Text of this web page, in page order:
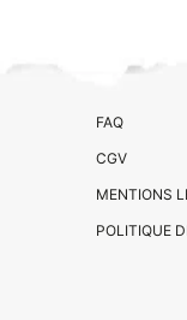
FAQ
CGV
MENTIONS
POLITIQUE